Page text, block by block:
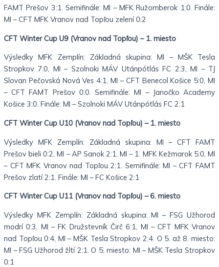
FAMT Prešov 3:1. Semifinále: MI – MFK Ružomberok 1:0. Finále:
MI – CFT MFK Vranov nad Topľou zelení 0:2
CFT Winter Cup U9 (Vranov nad Topľou) – 1. miesto
Výsledky MFK Zemplín: Základná skupina: MI – MŠK Tesla
Stropkov 7:0, MI – Szolnoki MÁV Utánpótlás FC 2:3, MI – TJ
Slovan Pečovská Nová Ves 4:1, MI – CFT Benecol Košice 5:0, MI
– CFT FAMT Prešov 0:0. Semifinále: MI – Janočko Academy
Košice 3:0. Finále: MI – Szolnoki MÁV Utánpótlás FC 2:1
CFT Winter Cup U10 (Vranov nad Topľou) – 1. miesto
Výsledky MFK Zemplín: Základná skupina: MI – CFT FAMT
Prešov bieli 0:2, MI – AP Sanok 2:1, MI – 1. MFK Kežmarok 5:0, MI
– CFT MFK Vranov nad Topľou 2:1. Semifinále: MI – CFT FAMT
Prešov zlatí 2:1. Finále: MI – FC Košice 2:1
CFT Winter Cup U11 (Vranov nad Topľou) – 6. miesto
Výsledky MFK Zemplín: Základná skupina: MI – FSG Užhorod
modrí 0:3, MI – FK Družstevník Čirč 6:1, MI – CFT MFK Vranov
nad Topľou 0:4, MI – MŠK Tesla Stropkov 2:4. O 5. až 8. miesto:
MI – FSG Užhorod žltí 2:1. O 5. miesto: MI – MŠK Tesla Stropkov
0:1